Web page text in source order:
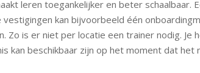
leren toegankelijker en beter schaalbaar.
kan bijvoorbeeld één
Zo is er niet per locatie een trainer nodig. Je
kan beschikbaar zijn op het moment dat het